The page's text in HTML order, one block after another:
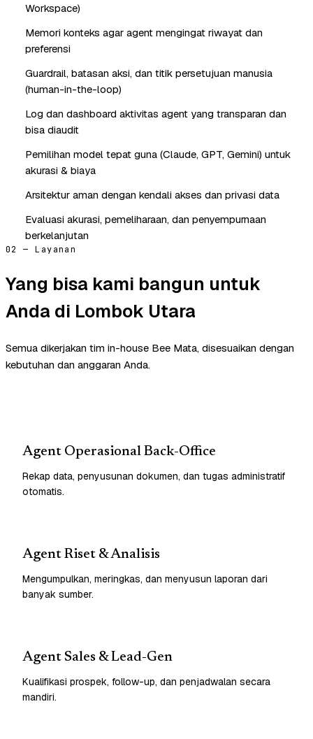
Workspace)
Memori konteks agar agent mengingat riwayat dan
preferensi
Guardrail, batasan aksi, dan titik persetujuan manusia
(human-in-the-loop)
Log dan dashboard aktivitas agent yang transparan dan
bisa diaudit
Pemilihan model tepat guna (Claude, GPT, Gemini) untuk
akurasi & biaya
Arsitektur aman dengan kendali akses dan privasi data
Evaluasi akurasi, pemeliharaan, dan penyempurnaan
berkelanjutan
02 — Layanan
Yang bisa kami bangun untuk
Anda di Lombok Utara
Semua dikerjakan tim in-house Bee Mata, disesuaikan dengan
kebutuhan dan anggaran Anda.
Agent Operasional Back-Office
Rekap data, penyusunan dokumen, dan tugas administratif
otomatis.
Agent Riset & Analisis
Mengumpulkan, meringkas, dan menyusun laporan dari
banyak sumber.
Agent Sales & Lead-Gen
Kualifikasi prospek, follow-up, dan penjadwalan secara
mandiri.